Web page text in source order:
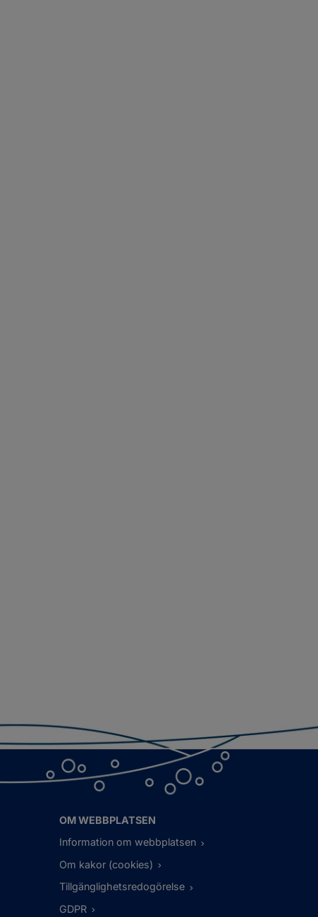
OM WEBBPLATSEN
Information om webbplatsen
Om kakor (cookies)
Tillgänglighetsredogörelse
GDPR